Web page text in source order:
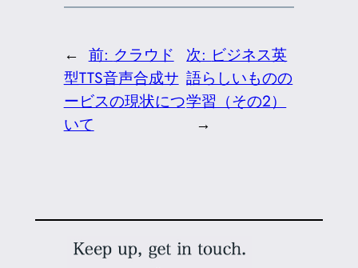
← 前: クラウド
型TTS音声合成サ
ービスの現状につ
いて
次: ビジネス英
語らしいものの
学習（その2）
→